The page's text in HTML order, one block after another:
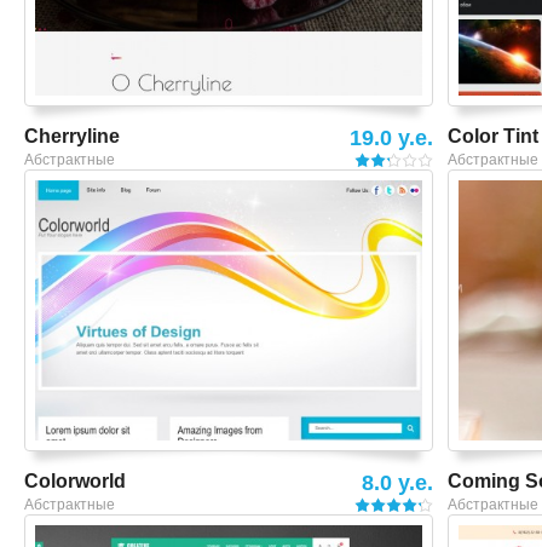
Cherryline
Абстрактные
19.0 y.e. Color Tint
Абстрактные
Смотреть шаблон
Colorworld
Абстрактные
8.0 y.e. Coming
Абстрактные
Смотреть шаблон